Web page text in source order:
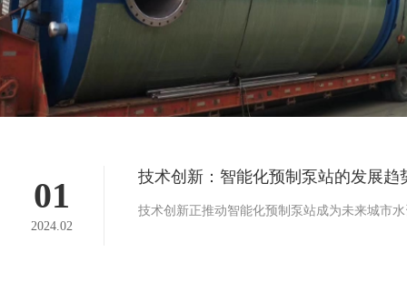
01
2024.02
技术创新：智能化预制泵站的发展趋
技术创新正推动智能化预制泵站成为未来城市